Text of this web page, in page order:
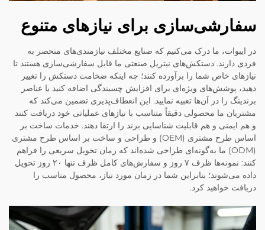
سفارشی‌سازی برای نیازهای متنوع
در ایبوات، ما درک می‌کنیم که صنایع مختلف نیازمندی‌های منحصر به
فردی دارند. دستکش‌های نیتریل صنعتی ما قابل سفارشی‌سازی هستند تا
نیازهای خاص شما را برآورده کنند؛ چه اینکه ضخامت دستکش را تغییر
دهید، پوشش‌های ویژه‌ای برای افزایش چسبندگی اضافه کنید یا عناصر
برندینگ را در آن‌ها تعبیه نمایید. این انعطاف‌پذیری تضمین می‌کند که
مشتریان ما محصولی دقیقاً متناسب با نیازهای عملیاتی خود دریافت کنند
و هم ایمنی و هم قابلیت شناسایی برند را ارتقا دهند. خدمات ساخت بر
اساس طرح مشتری (OEM) و طراحی و ساخت بر اساس طرح مشتری
(ODM) ما به‌گونه‌ای طراحی شده‌اند که زمان تحویل سریعی را فراهم
کنند: نمونه‌ها ظرف ۷ روز و سفارش‌های کامل ظرف تنها ۲۰ روز تحویل
داده می‌شوند؛ بنابراین شما در زمان مورد نیاز، محصول مناسب را
دریافت خواهید کرد.